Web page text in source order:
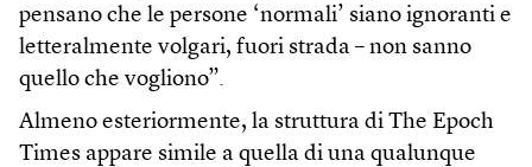
pensano che le persone ‘normali’ siano ignoranti e
letteralmente volgari, fuori strada – non sanno
quello che vogliono”.
Almeno esteriormente, la struttura di The Epoch
Times appare simile a quella di una qualunque